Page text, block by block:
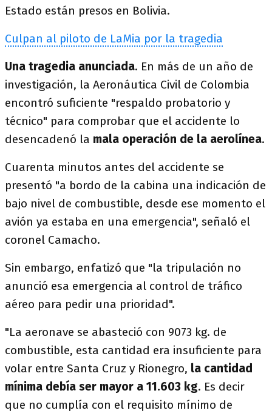
Estado están presos en Bolivia.
Culpan al piloto de LaMia por la tragedia
Una tragedia anunciada. En más de un año de
investigación, la Aeronáutica Civil de Colombia
encontró suficiente "respaldo probatorio y
técnico" para comprobar que el accidente lo
desencadenó la mala operación de la aerolínea.
Cuarenta minutos antes del accidente se
presentó "a bordo de la cabina una indicación de
bajo nivel de combustible, desde ese momento el
avión ya estaba en una emergencia", señaló el
coronel Camacho.
Sin embargo, enfatizó que "la tripulación no
anunció esa emergencia al control de tráfico
aéreo para pedir una prioridad".
"La aeronave se abasteció con 9073 kg. de
combustible, esta cantidad era insuficiente para
volar entre Santa Cruz y Rionegro, la cantidad
mínima debía ser mayor a 11.603 kg. Es decir
que no cumplía con el requisito mínimo de